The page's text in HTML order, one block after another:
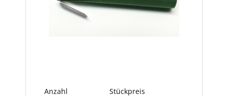
Anzahl Stückpreis